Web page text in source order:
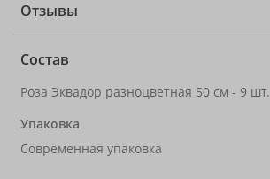
Отзывы
Состав
Роза Эквадор разноцветная 50 см - 9 шт.
Упаковка
Современная упаковка